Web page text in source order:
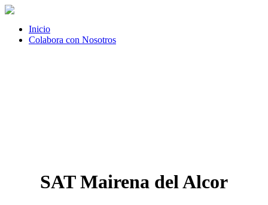
Inicio
Colabora con Nosotros
SAT Mairena del Alcor